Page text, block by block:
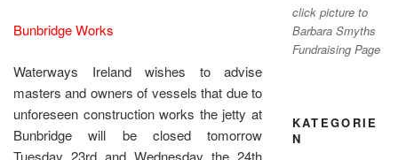
Bunbridge Works
Waterways Ireland wishes to advise
masters and owners of vessels that due to
unforeseen construction works the jetty at
Bunbridge will be closed tomorrow
Tuesday 23rd and Wednesday the 24th
click picture to
Barbara Smyths
Fundraising Page
KATEGORIE
N